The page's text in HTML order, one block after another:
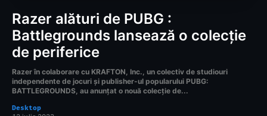
Razer alături de PUBG :
Battlegrounds lansează o colecție
de periferice
Razer în colaborare cu KRAFTON, Inc., un colectiv de studiouri
independente de jocuri și publisher-ul popularului PUBG:
BATTLEGROUNDS, au anunțat o nouă colecție de...
Desktop